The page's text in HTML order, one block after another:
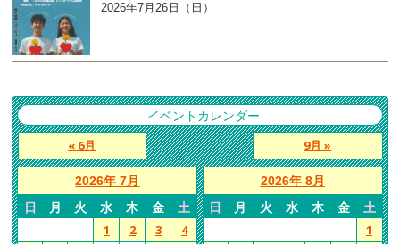
2026年7月26日（日）
イベントカレンダー
« 6月 9月 »
2026年 7月
日
月 火 水 木 金 土
1 2 3 4
2026年 8月
日
月 火 水 木 金 土
1